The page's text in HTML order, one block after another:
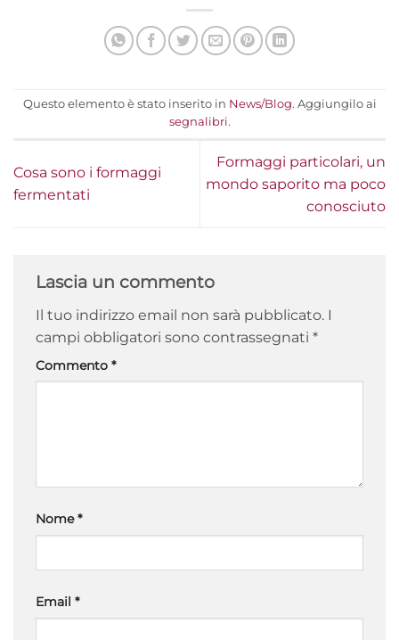
Questo elemento è stato inserito in News/Blog. Aggiungilo ai
segnalibri.
Cosa sono i formaggi
fermentati
Formaggi particolari, un
mondo saporito ma poco
conosciuto
Lascia un commento
Il tuo indirizzo email non sarà pubblicato. I
campi obbligatori sono contrassegnati *
Commento *
Nome*
Email *